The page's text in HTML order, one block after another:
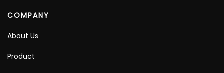
COMPANY
About Us
Product